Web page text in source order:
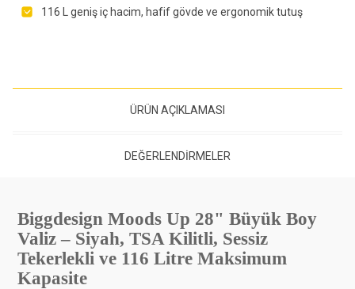
116 L geniş iç hacim, hafif gövde ve ergonomik tutuş
ÜRÜN AÇIKLAMASI
DEĞERLENDIRMELER
Biggdesign Moods Up 28" Büyük Boy
Valiz – Siyah, TSA Kilitli, Sessiz
Tekerlekli ve 116 Litre Maksimum
Kapasite